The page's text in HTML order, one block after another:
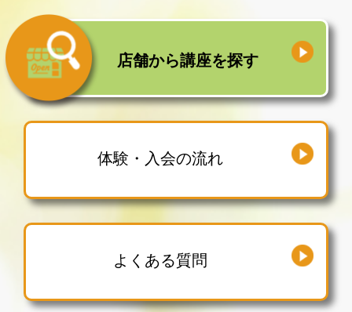
店舗から講座を探す
体験・入会の流れ
よくある質問